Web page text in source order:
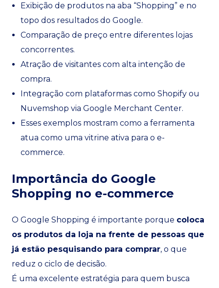
Exibição de produtos na aba “Shopping” e no
topo dos resultados do Google.
Comparação de preço entre diferentes lojas
concorrentes.
Atração de visitantes com alta intenção de
compra.
Integração com plataformas como Shopify ou
Nuvemshop via Google Merchant Center.
Esses exemplos mostram como a ferramenta
atua como uma vitrine ativa para o e-
commerce.
Importância do Google
Shopping no e-commerce
O Google Shopping é importante porque coloca
os produtos da loja na frente de pessoas que
já estão pesquisando para comprar, o que
reduz o ciclo de decisão.
É uma excelente estratégia para quem busca